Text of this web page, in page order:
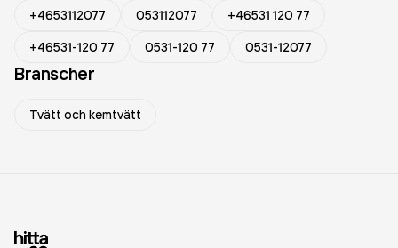
+4653112077
053112077
+46531 120 77
+46531-120 77
0531-120 77 0531-12077
Branscher
Tvätt och kemtvätt